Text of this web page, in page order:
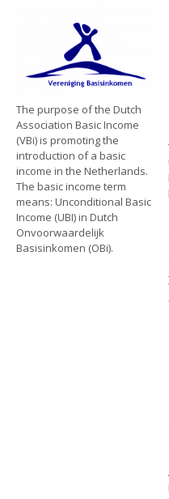
The purpose of the Dutch
Association Basic Income
(VBi) is promoting the
introduction of a basic
income in the Netherlands.
The basic income term
means: Unconditional Basic
Income (UBI) in Dutch
Onvoorwaardelijk
Basisinkomen (OBi).